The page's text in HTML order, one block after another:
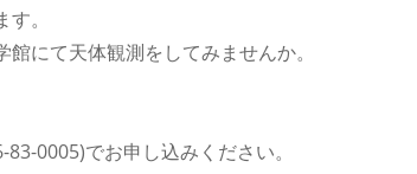
。
にて天体観測をしてみませんか。
0005)でお申し込みください。